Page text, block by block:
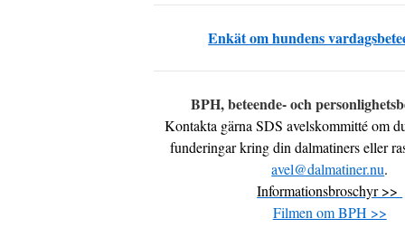
Enkät om hundens
BPH, beteende- och
Kontakta gärna SDS avelskommitté om
funderingar kring din dalmatiners eller
avel@dalmatiner.nu.
Informationsbroschyr >>
Filmen om BPH >>